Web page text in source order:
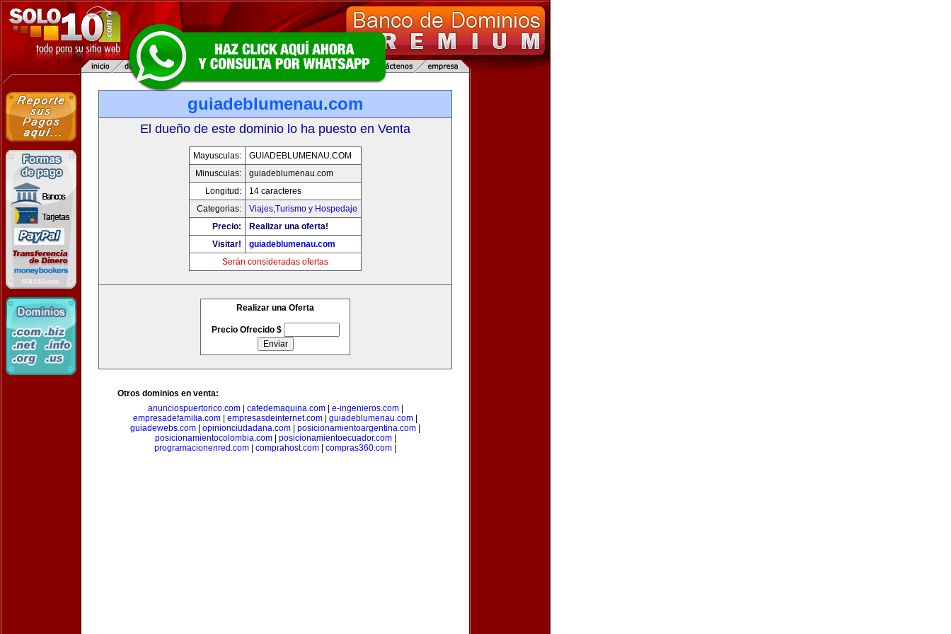
guiadeblumenau.com
El dueño de este dominio lo ha puesto en Venta
Mayusculas:
GUIADEBLUMENAU.COM
Minusculas:
guiadeblumenau.com
Longitud:
14 caracteres
Categorias:
Viajes,Turismo y Hospedaje
Precio:
Realizar una oferta!
Visitar!
guiadeblumenau.com
Serán consideradas ofertas
Realizar una Oferta
Precio Ofrecido $
Otros dominios en venta:
anunciospuertorico.com| cafedemaquina.com| e-ingenieros.com|
empresadefamilia.com
empresasdeinternet.com guiadeblumenau.com
guiadewebs.com
opinionciudadana.com posicionamientoargentina.com
posicionamientocolombia.com| posicionamientoecuador.com|
programacionenred.com
comprahost.com compras360.com